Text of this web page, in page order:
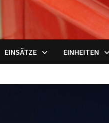
EINSÄTZE EINHEITEN